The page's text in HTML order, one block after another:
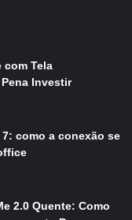
com Tela
Investir
como a conexão se
2.0 Quente: Como